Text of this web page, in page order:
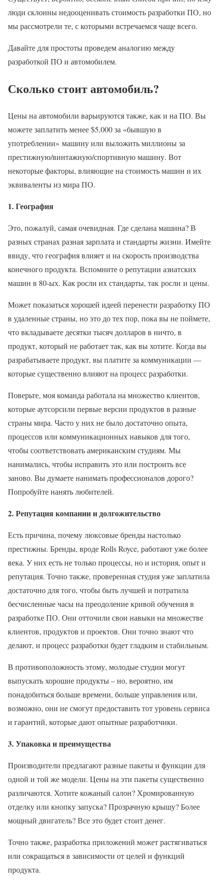
люди склонны недооценивать стоимость разработки ПО, но
мы рассмотрели те, с которыми встречаемся чаще всего.
Давайте для простоты проведем аналогию между
разработкой ПО и автомобилем.
Сколько стоит автомобиль?
Цены на автомобили варьируются также, как и на ПО. Вы
можете заплатить менее $5,000 за «бывшую в
употреблении» машину или выложить миллионы за
престижную/винтажную/спортивную машину. Вот
некоторые факторы, влияющие на стоимость машин и их
эквиваленты из мира ПО.
1. География
Это, пожалуй, самая очевидная. Где сделана машина? В
разных странах разная зарплата и стандарты жизни. Имейте
ввиду, что география влияет и на скорость производства
конечного продукта. Вспомните о репутации азиатских
машин в 80-ых. Как росли их стандарты, так росли и цены.
Может показаться хорошей идеей перенести разработку ПО
в удаленные страны, но это до тех пор, пока вы не поймете,
что вкладываете десятки тысяч долларов в ничто, в
продукт, который не работает так, как вы хотите. Когда вы
разрабатываете продукт, вы платите за коммуникации —
которые существенно влияют на процесс разработки.
Поверьте, моя команда работала на множество клиентов,
которые аутсорсили первые версии продуктов в разные
страны мира. Часто у них не было достаточно опыта,
процессов или коммуникационных навыков для того,
чтобы соответствовать американским студиям. Мы
нанимались, чтобы исправить это или построить все
заново. Вы думаете нанимать профессионалов дорого?
Попробуйте нанять любителей.
2. Репутация компании и долгожительство
Есть причина, почему люксовые бренды настолько
престижны. Бренды, вроде Rolls Royce, работают уже более
века. У них есть не только процессы, но и история, опыт и
репутация. Точно также, проверенная студия уже заплатила
достаточно для того, чтобы быть лучшей и потратила
бесчисленные часы на преодоление кривой обучения в
разработке ПО. Они отточили свои навыки на множестве
клиентов, продуктов и проектов. Они точно знают что
делают, и процесс разработки будет гладким и стабильным.
В противоположность этому, молодые студии могут
выпускать хорошие продукты – но, вероятно, им
понадобиться больше времени, больше управления или,
возможно, они не смогут предоставить тот уровень сервиса
и гарантий, которые дают опытные разработчики.
3. Упаковка и преимущества
Производители предлагают разные пакеты и функции для
одной и той же модели. Цены на эти пакеты существенно
различаются. Хотите кожаный салон? Хромированную
отделку или кнопку запуска? Прозрачную крышу? Более
мощный двигатель? Все это будет стоит денег.
Точно также, разработка приложений может растягиваться
или сокращаться в зависимости от целей и функций
продукта.